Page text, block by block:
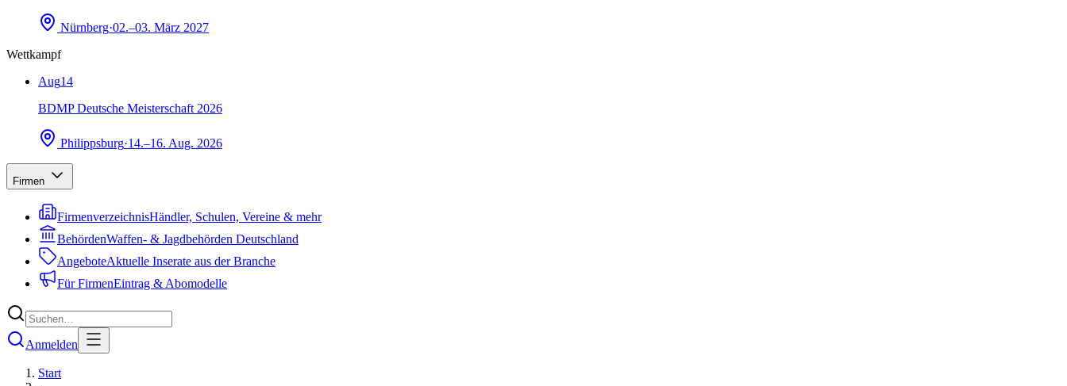
Nürnberg·02.–03. März 2027
Wettkampf
Aug14
BDMP Deutsche Meisterschaft 2026
Philippsburg·14.–16. Aug. 2026
Firmen
FirmenverzeichnisHändler, Schulen, Vereine & mehr
BehördenWaffen- & Jagdbehörden Deutschland
AngeboteAktuelle Inserate aus der Branche
Für FirmenEintrag & Abomodelle
Anmelden
Start